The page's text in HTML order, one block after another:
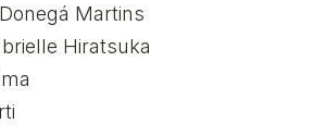
Martins
Hiratsuka